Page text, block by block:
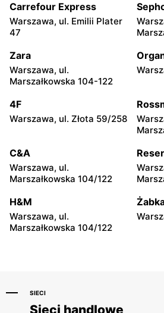
CCC
Legionowo, ul. Marsz.
CCC
CCC
Wołomin, ul. Geodetów 2
CCC
CCC
Podkowa Leśna, ul. Gołębia
CCC
Maja
CCC
Błonie, ul. Powstańców 12
CCC
CCC
Nowy Dwór Mazowiecki, ul.
Warszawska 36
CCC
Mińsk
Carrefour Express
Warszawa, ul. Emilii Plater
47
Zara
Warszawa, ul.
Marszałkowska 104-122
4F
Warszawa, ul. Złota 59/258
C&A
Warszawa, ul.
Marszałkowska 104/122
H&M
Warszawa, ul.
Marszałkowska 104/122
SIECI
Sieci handlowe